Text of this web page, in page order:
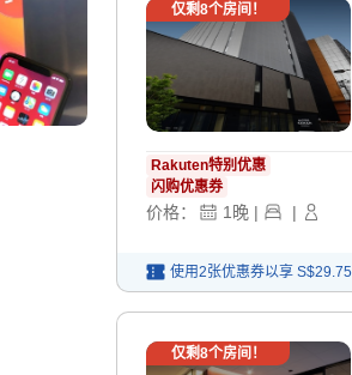
仅剩8个房间！
Rakuten特别优惠
闪购优惠券
价格： 1晚 | |
使用2张优惠券以享 S$29.75
仅剩8个房间！